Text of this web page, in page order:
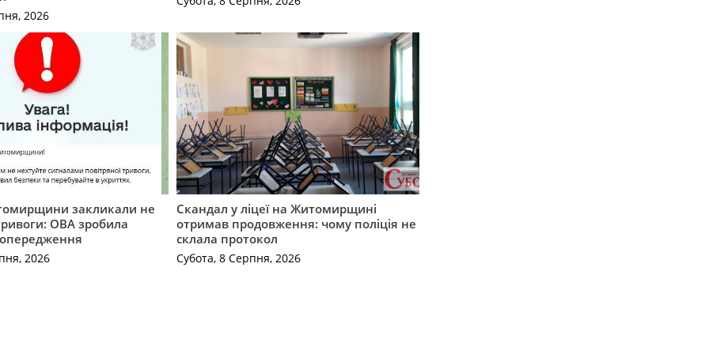
2026
закликали не
ОВА зробила
2026
Скандал у ліцеї на Житомирщині
отримав продовження: чому поліція не
склала протокол
Субота, 8 Серпня, 2026